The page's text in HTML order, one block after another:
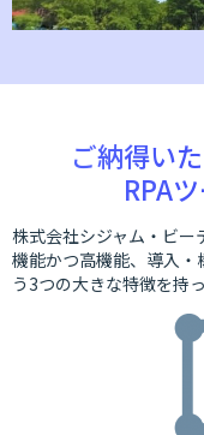
ご納得い
RPA
株式会社シジャム・ビ
機能かつ高機能、導入
う3つの大きな特徴を持